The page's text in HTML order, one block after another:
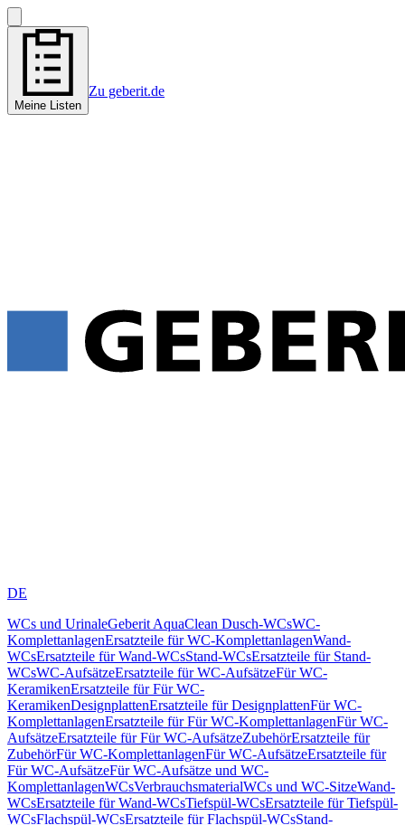
Meine Listen
Zu geberit.de
DE
WCs und UrinaleGeberit AquaClean Dusch-WCsWC-
KomplettanlagenErsatzteile für WC-KomplettanlagenWand-
WCsErsatzteile für Wand-WCsStand-WCsErsatzteile für Stand-
WCsWC-AufsätzeErsatzteile für WC-AufsätzeFür WC-
KeramikenErsatzteile für Für WC-
KeramikenDesignplattenErsatzteile für DesignplattenFür WC-
KomplettanlagenErsatzteile für Für WC-KomplettanlagenFür WC-
AufsätzeErsatzteile für Für WC-AufsätzeZubehörErsatzteile für
ZubehörFür WC-KomplettanlagenFür WC-AufsätzeErsatzteile für
Für WC-AufsätzeFür WC-Aufsätze und WC-
KomplettanlagenWCsVerbrauchsmaterialWCs und WC-SitzeWand-
WCsErsatzteile für Wand-WCsTiefspül-WCsErsatzteile für Tiefspül-
WCsFlachspül-WCsErsatzteile für Flachspül-WCsStand-